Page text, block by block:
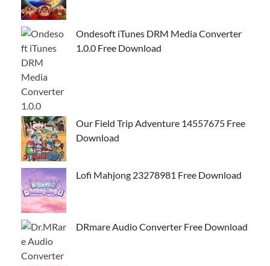
Ondesoft iTunes DRM Media Converter
1.0.0 Free Download
Our Field Trip Adventure 14557675 Free
Download
Lofi Mahjong 23278981 Free Download
DRmare Audio Converter Free Download